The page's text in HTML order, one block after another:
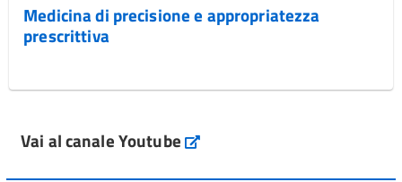
Medicina di precisione e appropriatezza
prescrittiva
Vai al canale Youtube